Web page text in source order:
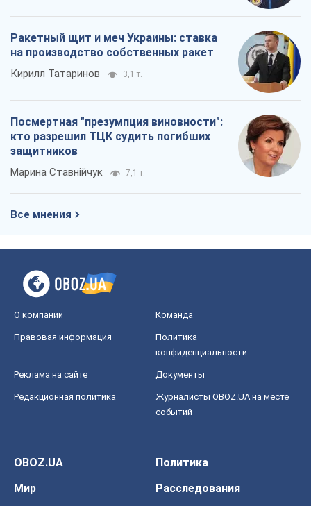
Ракетный щит и меч Украины: ставка
на производство собственных ракет
Кирилл Татаринов 3,1 т.
Посмертная "презумпция виновности":
кто разрешил ТЦК судить погибших
защитников
Марина Ставнійчук 7,1 т.
Все мнения
О компании Команда
Правовая информация
Политика
конфиденциальности
Реклама на сайте Документы
Редакционная политика
Журналисты OBOZ.UA на месте
событий
OBOZ.UA
Политика
Мир
Расследования